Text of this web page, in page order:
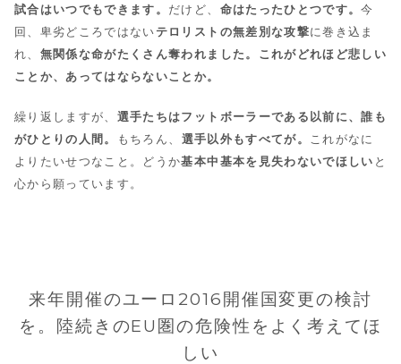
試合はいつでもできます。 だけど、 命はたったひとつです。今
回、卑劣どころではないテロリストの無差別な攻撃に巻き込ま
れ、 無関係な命がたくさん奪われました。これがどれほど悲しい
ことか、あってはならないことか。
繰り返しますが、 選手たちはフットボーラーである以前に、誰も
がひとりの人間。
もちろん、 選手以外もすべてが。
これがなに
よりたいせつなこと。どうか基本中基本を見失わないでほしい と
心から願っています。
来年開催のユーロ2016開催国変更の検討
を。陸続きのEU圏の危険性をよく考えてほ
しい